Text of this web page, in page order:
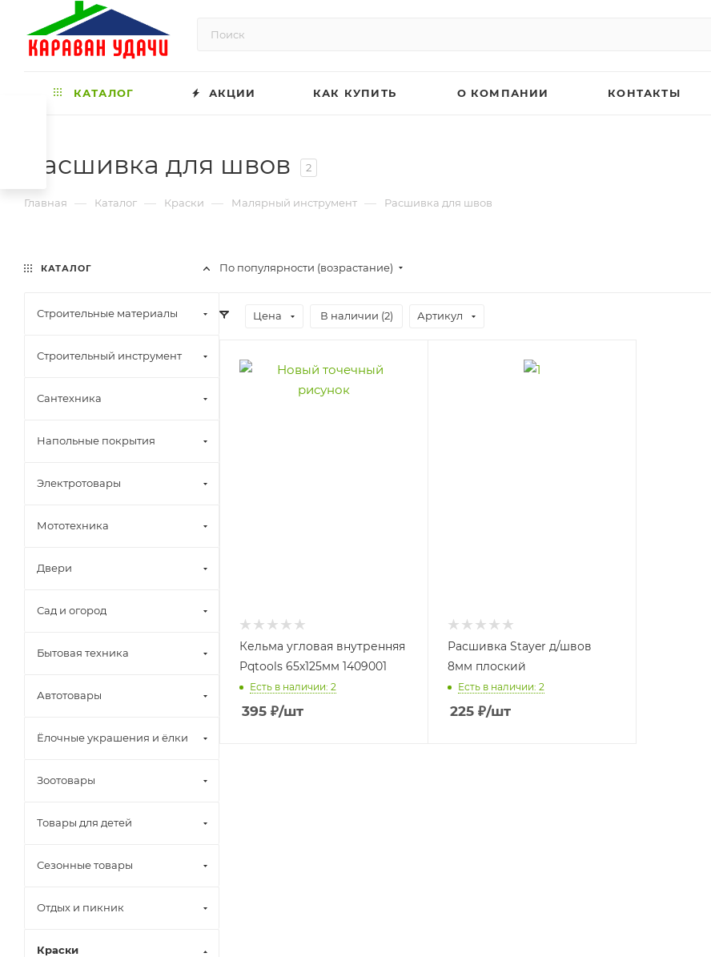
КАТАЛОГ АКЦИИ КАК КУПИТЬ О КОМПАНИИ КОНТАКТЫ
Расшивка для швов 2
Главная — Каталог — Краски — Малярный инструмент — Расшивка для швов
По популярности (возрастание)
Цена В наличии (2) Артикул
Кельма угловая внутренняя
Pqtools 65х125мм 1409001
Есть в наличии: 2
395 ₽/шт
Расшивка Stayer д/швов
8мм плоский
Есть в наличии: 2
225₽/шт
КАТАЛОГ
Строительные материалы
Строительный инструмент
Сантехника
Напольные покрытия
Электротовары
Мототехника
Двери
Сад и огород
Бытовая техника
Автотовары
Ёлочные украшения и ёлки
Зоотовары
Товары для детей
Сезонные товары
Отдых и пикник
Краски